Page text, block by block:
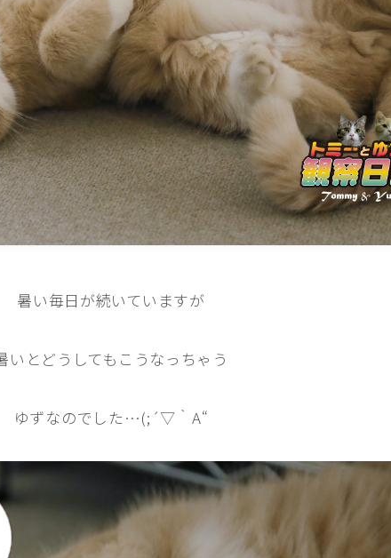
猫の健康・ケア関連
猫の行動学・不思議な習性
猫と人間の共生・社会問題
猫の雑学・トリビア
猫との暮らし・生活設計
猫の可愛さ発見シリーズ
猫と暮らす快適環境づくり
猫と暮らすシニアライフ
み方）
ア、災害対策）
トミーとゆずの観察日記
暑い毎日が続いていますが
いとどうしてもこうなっちゃう
ゆずなのでした…(;´▽｀A“